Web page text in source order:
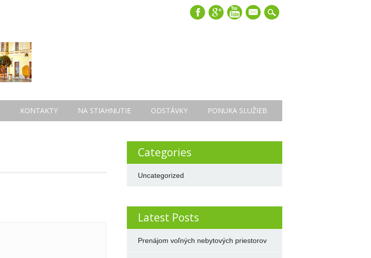
mail
KONTAKTY NA STIAHNUTIE ODSTÁVKY PONUKA SLUŽIEB
Categories
Uncategorized
Latest Posts
Prenájom voľných nebytových priestorov